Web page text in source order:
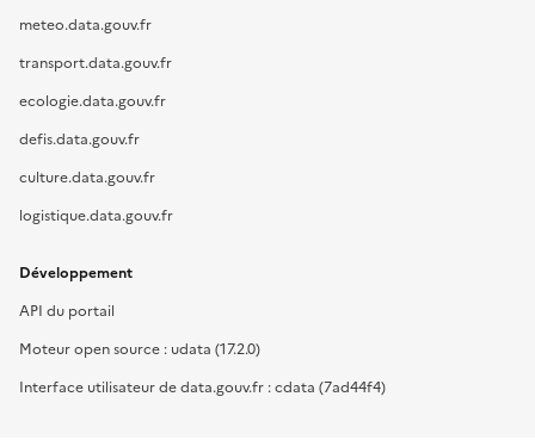
meteo.data.gouv.fr
transport.data.gouv.fr
ecologie.data.gouv.fr
defis.data.gouv.fr
culture.data.gouv.fr
logistique.data.gouv.fr
Développement
API du portail
Moteur open source : udata (17.2.0)
Interface utilisateur de data.gouv.fr : cdata (7ad44f4)